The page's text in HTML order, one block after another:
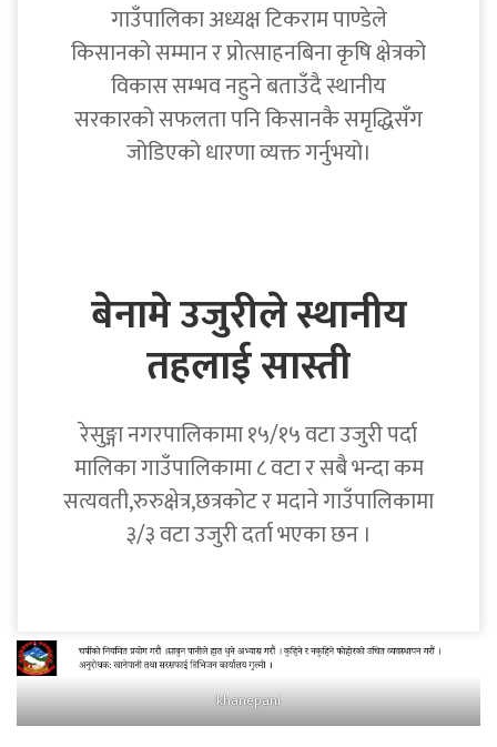
गाउँपालिका अध्यक्ष टिकराम पाण्डेले
किसानको सम्मान र प्रोत्साहनबिना कृषि क्षेत्रको
विकास सम्भव नहुने बताउँदै स्थानीय
सरकारको सफलता पनि किसानकै समृद्धिसँग
जोडिएको धारणा व्यक्त गर्नुभयो।
बेनामे उजुरीले स्थानीय
तहलाई सास्ती
रेसुङ्गा नगरपालिकामा १५/१५ वटा उजुरी पर्दा
मालिका गाउँपालिकामा ८ वटा र सबै भन्दा कम
सत्यवती,रुरुक्षेत्र,छत्रकोट र मदाने गाउँपालिकामा
३/३ वटा उजुरी दर्ता भएका छन ।
khanepani